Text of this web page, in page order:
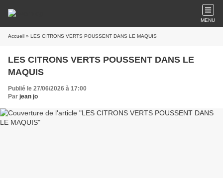
MENU
Accueil » LES CITRONS VERTS POUSSENT DANS LE MAQUIS
LES CITRONS VERTS POUSSENT DANS LE
MAQUIS
Publié le 27/06/2026 à 17:00
Par jean jo